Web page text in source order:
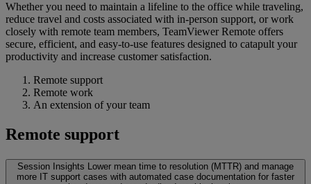
Whether you need to maintain a lifeline to the office while traveling,
reduce travel and costs associated with in-person support, or work
closely with remote team members, TeamViewer Remote offers
secure, efficient, and easy-to-use features designed to catapult your
productivity and increase customer satisfaction.
Remote support
Remote work
An extension of your team
Remote support
Session Insights Lower mean time to resolution (MTTR) and manage
more IT support cases with automated case documentation for faster